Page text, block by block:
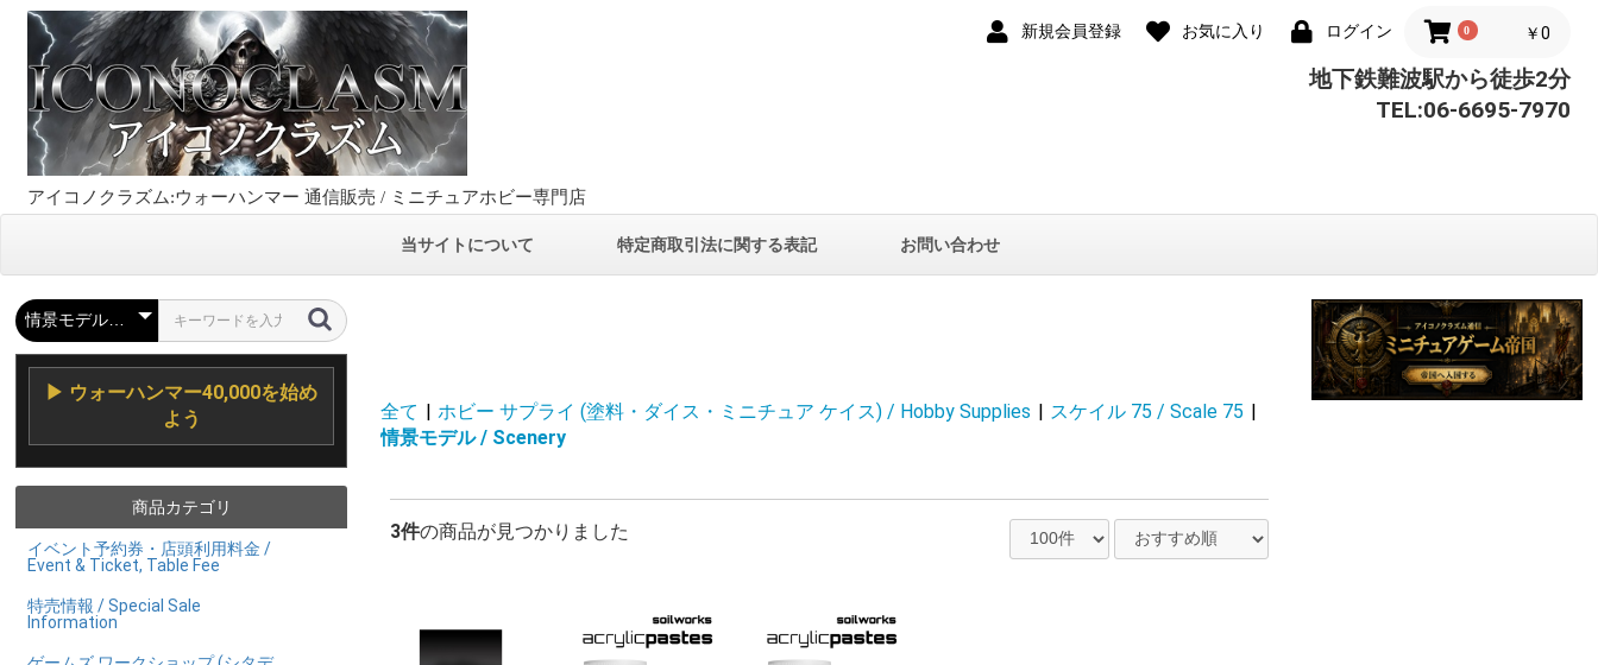
新規会員登録 お気に入り ログイン 0 ￥0
アイコノクラズム:ウォーハンマー 通信販売 / ミニチュアホビー専門店
地下鉄難波駅から徒歩2分
TEL:06-6695-7970
当サイトについて 特定商取引法に関する表記 お問い合わせ
▶ ウォーハンマー40,000を始め
よう
商品カテゴリ
イベント予約券・店頭利用料金 /
Event & Ticket, Table Fee
特売情報 / Special Sale
Information
全て | ホビー サプライ (塗料・ダイス・ミニチュア ケイス) / Hobby Supplies | スケイル 75 / Scale 75 |
情景モデル / Scenery
3件の商品が見つかりました